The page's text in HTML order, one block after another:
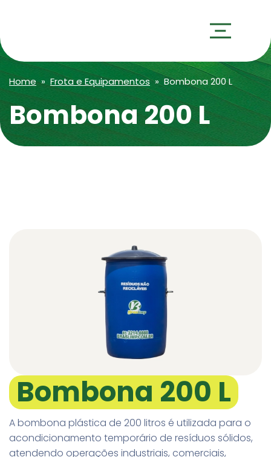
Home» Frota e Equipamentos » Bombona 200 L
Bombona 200 L
Bombona 200 L
A bombona plástica de 200 litros é utilizada para o
acondicionamento temporário de resíduos sólidos,
atendendo operações industriais, comerciais,